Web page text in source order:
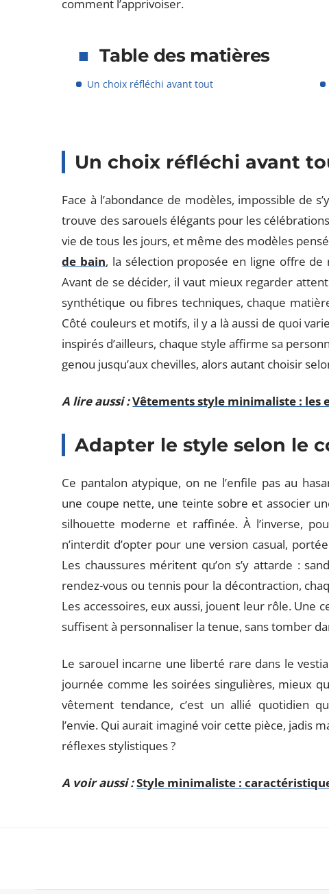
comment l’apprivoiser.
Table des matières
Un choix réfléchi avant tout
Un choix réfléchi avant
Face à l’abondance de modèles, impossible de
trouve des sarouels élégants pour les
vie de tous les jours, et même des modèles
de bain, la sélection proposée en ligne offre
Avant de se décider, il vaut mieux regarder
synthétique ou fibres techniques, chaque
Côté couleurs et motifs, il y a là aussi de quoi
inspirés d’ailleurs, chaque style affirme sa
genou jusqu’aux chevilles, alors autant choisir
A lire aussi :Vêtements style minimaliste : les
Adapter le style selon le
Ce pantalon atypique, on ne l’enfile pas au
une coupe nette, une teinte sobre et associer
silhouette moderne et raffinée. À l’inverse,
n’interdit d’opter pour une version casual,
Les chaussures méritent qu’on s’y attarde :
rendez-vous ou tennis pour la décontraction,
Les accessoires, eux aussi, jouent leur rôle. Une
suffisent à personnaliser la tenue, sans tomber
Le sarouel incarne une liberté rare dans le
journée comme les soirées singulières, mieux
vêtement tendance, c’est un allié quotidien
l’envie. Qui aurait imaginé voir cette pièce, jadis
réflexes stylistiques ?
A voir aussi :Style minimaliste :